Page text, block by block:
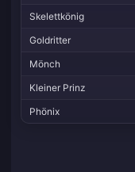
Skelettkönig
Goldritter
Mönch
Kleiner Prinz
Phönix